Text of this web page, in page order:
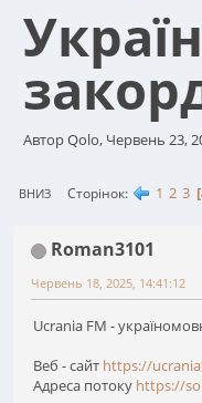
Автор Qolo, Червень 23,
ВНИЗ Сторінок 1 2 3
Roman3101
Червень 18, 2025, 14:41:12
Ucrania FM -
Веб - сайт https://
Адреса потоку https://